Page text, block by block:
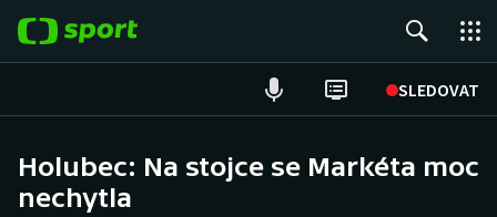
SLEDOVAT
Hokej
Holubec: Na stojce se Markéta moc
nechytla